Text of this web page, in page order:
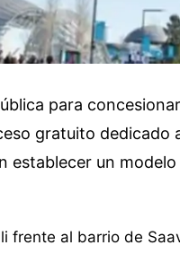
para
gratuito dedicado
establecer un
frente al barrio de